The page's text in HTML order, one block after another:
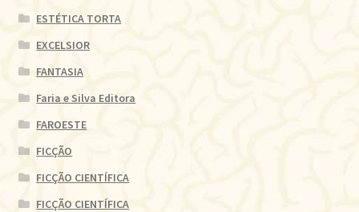
ESTÉTICA TORTA
EXCELSIOR
FANTASIA
Faria e Silva Editora
FAROESTE
FICÇÃO
FICÇÃO CIENTÍFICA
FICÇÃO CIENTÍFICA